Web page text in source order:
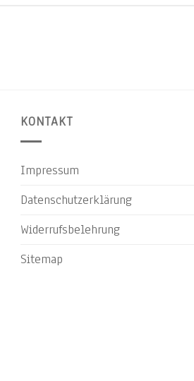
KONTAKT
Impressum
Datenschutzerklärung
Widerrufsbelehrung
Sitemap